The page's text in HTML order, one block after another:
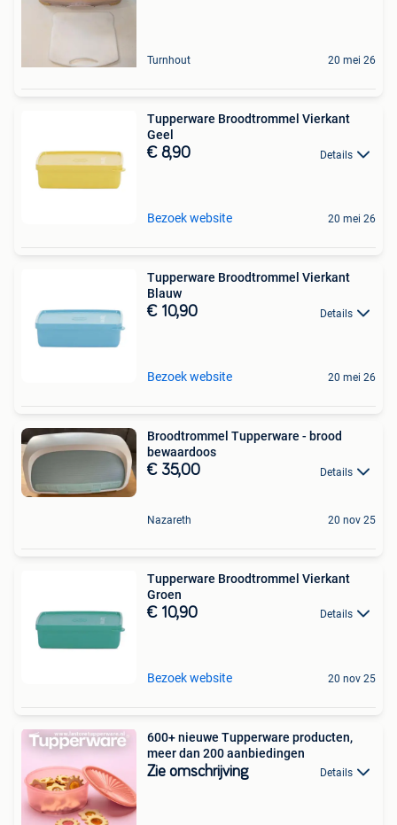
Turnhout 20 mei 26
Tupperware Broodtrommel Vierkant
Geel
€ 8,90 Details
Bezoek website 20 mei 26
Tupperware Broodtrommel Vierkant
Blauw
€ 10,90 Details
Bezoek website 20 mei 26
Broodtrommel Tupperware - brood
bewaardoos
€ 35,00 Details
Nazareth 20 nov 25
Tupperware Broodtrommel Vierkant
Groen
€ 10,90 Details
Bezoek website 20 nov 25
600+ nieuwe Tupperware producten,
meer dan 200 aanbiedingen
Zie omschrijving Details